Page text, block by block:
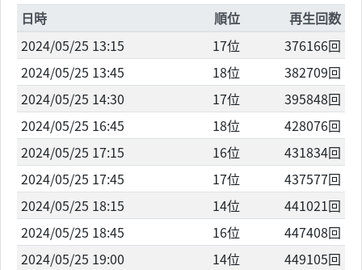
日時 順位
再生回数
2024/05/25 13:15
17位
376166回
2024/05/25 13:45
18位
382709回
2024/05/25 14:30
17位
395848回
2024/05/25 16:45
18位
428076回
2024/05/25 17:15
16位
431834回
2024/05/25 17:45
17位
437577回
2024/05/25 18:15
14位
441021回
2024/05/25 18:45
16位
447408回
2024/05/25 19:00
14位
449105回